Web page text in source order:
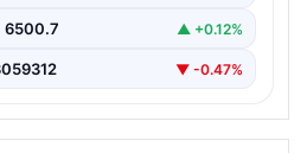
6500.7 ▲ +0.12%
▼ -0.47%